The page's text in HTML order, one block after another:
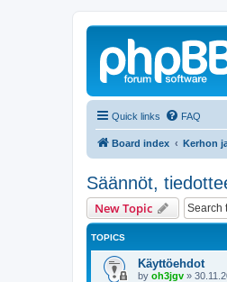
Quick links FAQ
Board index Kerhon
Säännöt,
New Topic
TOPICS
Käyttöehdot
by oh3jgv »